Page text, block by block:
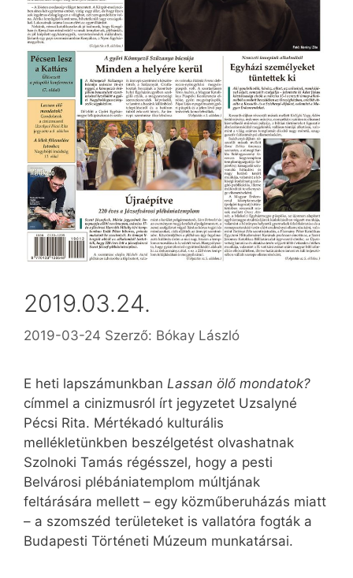
2019.03.24.
2019-03-24 Szerző: Bókay László
E heti lapszámunkban Lassan ölő mondatok?
címmel a cinizmusról írt jegyzetet Uzsalyné
Pécsi Rita. Mértékadó kulturális
mellékletünkben beszélgetést olvashatnak
Szolnoki Tamás régésszel, hogy a pesti
Belvárosi plébániatemplom múltjának
feltárására mellett – egy közműberuházás miatt
– a szomszéd területeket is vallatóra fogták a
Budapesti Történeti Múzeum munkatársai.